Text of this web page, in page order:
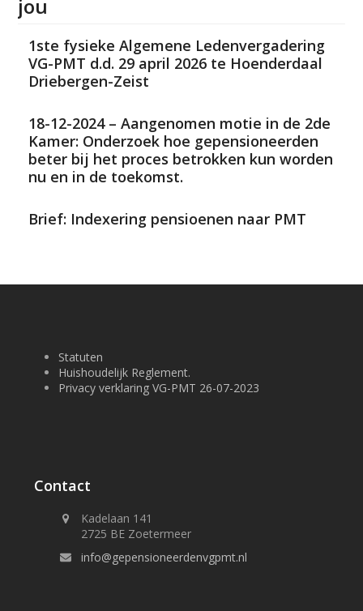
jou
1ste fysieke Algemene Ledenvergadering
VG-PMT d.d. 29 april 2026 te Hoenderdaal
Driebergen-Zeist
18-12-2024 – Aangenomen motie in de 2de
Kamer: Onderzoek hoe gepensioneerden
beter bij het proces betrokken kun worden
nu en in de toekomst.
Brief: Indexering pensioenen naar PMT
Statuten
Huishoudelijk Reglement.
Privacy verklaring VG-PMT 26-07-2023
Contact
Kadelaan 141
2725 BE Zoetermeer
info@gepensioneerdenvgpmt.nl